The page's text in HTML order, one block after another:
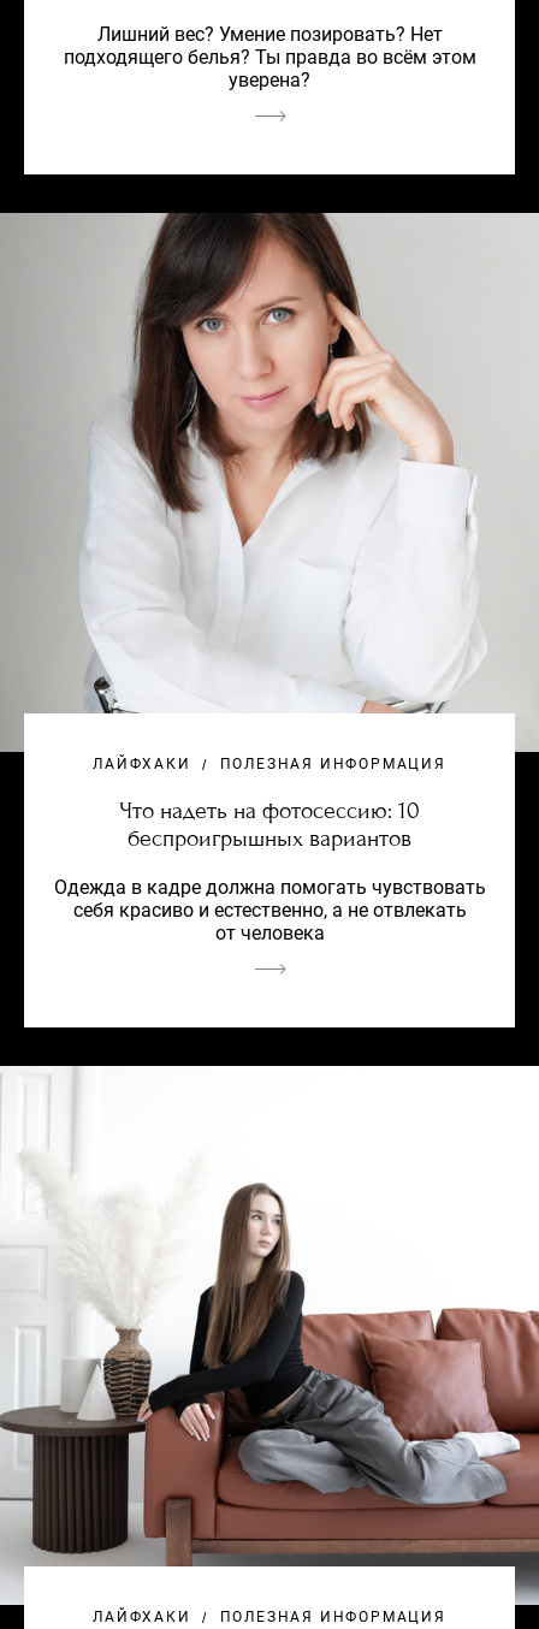
Лишний вес? Умение позировать? Нет
подходящего белья? Ты правда во всём этом
уверена?
ЛАЙФХАКИ ПОЛЕЗНАЯ ИНФОРМАЦИЯ
Что надеть на фотосессию: 10
беспроигрышных вариантов
Одежда в кадре должна помогать чувствовать
себя красиво и естественно, а не отвлекать
от человека
ЛАЙФХАКИ ПОЛЕЗНАЯ ИНФОРМАЦИЯ